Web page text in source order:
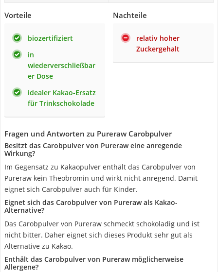
Vorteile
biozertifiziert
in
wiederverschließbar
er Dose
idealer Kakao-Ersatz
für Trinkschokolade
Nachteile
relativ hoher
Zuckergehalt
Fragen und Antworten zu Pureraw Carobpulver
Besitzt das Carobpulver von Pureraw eine anregende
Wirkung?
Im Gegensatz zu Kakaopulver enthält das Carobpulver von
Pureraw kein Theobromin und wirkt nicht anregend. Damit
eignet sich Carobpulver auch für Kinder.
Eignet sich das Carobpulver von Pureraw als Kakao-
Alternative?
Das Carobpulver von Pureraw schmeckt schokoladig und ist
nicht bitter. Daher eignet sich dieses Produkt sehr gut als
Alternative zu Kakao.
Enthält das Carobpulver von Pureraw möglicherweise
Allergene?